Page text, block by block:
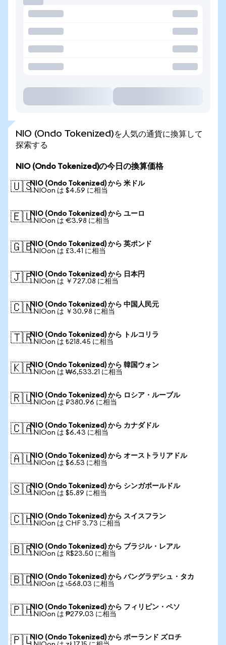
NIO (Ondo Tokenized)を人気の通貨に換算して
探索する
NIO (Ondo Tokenized)の今日の換算価格
🇺🇸NIO (Ondo Tokenized) から 米ドル
1 NIOon は $4.59 に相当
🇪🇺NIO (Ondo Tokenized) から ユーロ
1 NIOon は €3.98 に相当
🇬🇧NIO (Ondo Tokenized) から 英ポンド
1 NIOon は £3.41 に相当
🇯🇵NIO (Ondo Tokenized) から 日本円
1 NIOon は ￥727.08 に相当
🇨🇳NIO (Ondo Tokenized) から 中国人民元
1 NIOon は ￥30.98 に相当
🇹🇷NIO (Ondo Tokenized) から トルコリラ
1 NIOon は ₺218.45 に相当
🇰🇷NIO (Ondo Tokenized) から 韓国ウォン
1 NIOon は ₩6,533.21 に相当
🇷🇺NIO (Ondo Tokenized) から ロシア・ルーブル
1 NIOon は ₽380.96 に相当
🇨🇦NIO (Ondo Tokenized) から カナダドル
1 NIOon は $6.43 に相当
🇦🇺NIO (Ondo Tokenized) から オーストラリアドル
1 NIOon は $6.53 に相当
🇸🇬NIO (Ondo Tokenized) から シンガポールドル
1 NIOon は $5.89 に相当
🇨🇭NIO (Ondo Tokenized) から スイスフラン
1 NIOon は CHF 3.73 に相当
🇧🇷NIO (Ondo Tokenized) から ブラジル・レアル
1 NIOon は R$23.50 に相当
🇧🇩NIO (Ondo Tokenized) から バングラデシュ・タカ
1 NIOon は ৳568.03 に相当
🇵🇭NIO (Ondo Tokenized) から フィリピン・ペソ
1 NIOon は ₱279.03 に相当
🇵🇱NIO (Ondo Tokenized) から ポーランド ズロチ